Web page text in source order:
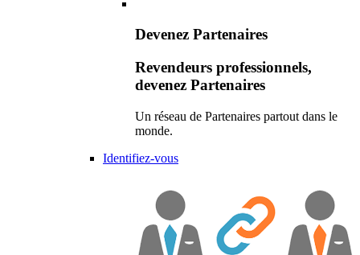
Devenez Partenaires
Revendeurs professionnels,
devenez Partenaires
Un réseau de Partenaires partout dans le
monde.
Identifiez-vous